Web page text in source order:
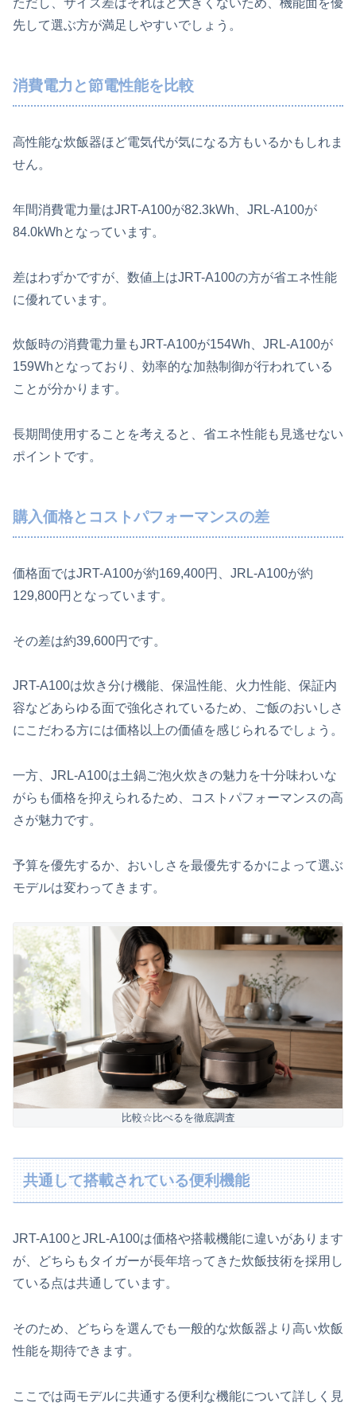
ただし、サイズ差はそれほど大きくないため、機能面を優
先して選ぶ方が満足しやすいでしょう。
消費電力と節電性能を比較
高性能な炊飯器ほど電気代が気になる方もいるかもしれま
せん。
年間消費電力量はJRT-A100が82.3kWh、JRL-A100が
84.0kWhとなっています。
差はわずかですが、数値上はJRT-A100の方が省エネ性能
に優れています。
炊飯時の消費電力量もJRT-A100が154Wh、JRL-A100が
159Whとなっており、効率的な加熱制御が行われている
ことが分かります。
長期間使用することを考えると、省エネ性能も見逃せない
ポイントです。
購入価格とコストパフォーマンスの差
価格面ではJRT-A100が約169,400円、JRL-A100が約
129,800円となっています。
その差は約39,600円です。
JRT-A100は炊き分け機能、保温性能、火力性能、保証内
容などあらゆる面で強化されているため、ご飯のおいしさ
にこだわる方には価格以上の価値を感じられるでしょう。
一方、JRL-A100は土鍋ご泡火炊きの魅力を十分味わいな
がらも価格を抑えられるため、コストパフォーマンスの高
さが魅力です。
予算を優先するか、おいしさを最優先するかによって選ぶ
モデルは変わってきます。
比較☆比べるを徹底調査
共通して搭載されている便利機能
JRT-A100とJRL-A100は価格や搭載機能に違いがあります
が、どちらもタイガーが長年培ってきた炊飯技術を採用し
ている点は共通しています。
そのため、どちらを選んでも一般的な炊飯器より高い炊飯
性能を期待できます。
ここでは両モデルに共通する便利な機能について詳しく見